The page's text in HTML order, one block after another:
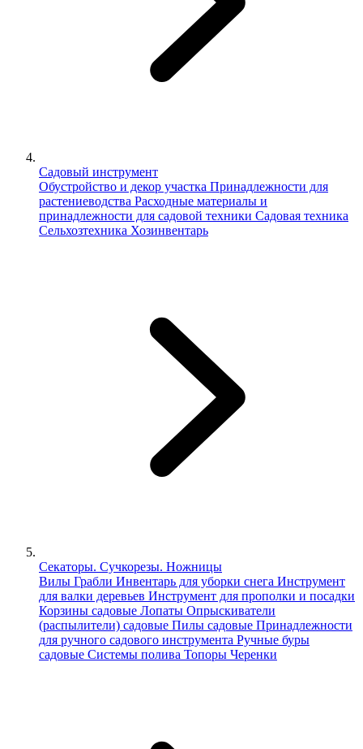
Садовый инструмент
Обустройство и декор участка Принадлежности для
растениеводства Расходные материалы и
принадлежности для садовой техники Садовая техника
Сельхозтехника Хозинвентарь
Секаторы. Сучкорезы. Ножницы
Вилы Грабли Инвентарь для уборки снега Инструмент
для валки деревьев Инструмент для прополки и посадки
Корзины садовые Лопаты Опрыскиватели
(распылители) садовые Пилы садовые Принадлежности
для ручного садового инструмента Ручные буры
садовые Системы полива Топоры Черенки